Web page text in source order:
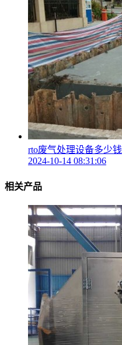
rto废气处理设备多少钱
2024-10-14 08:31:06
相关产品